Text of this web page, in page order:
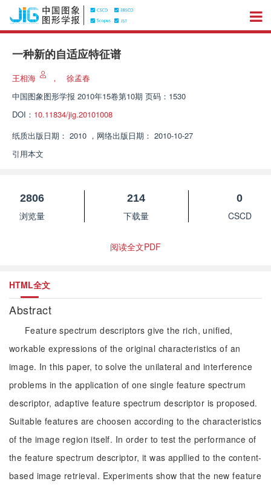
一种新的自适应特征谱
王相海 ，
徐孟春
中国图象图形学报 2010年15卷第10期 页码：1530
DOI： 10.11834/jig.20101008
纸质出版日期： 2010 ， 网络出版日期： 2010-10-27
引用本文
2806
浏览量
214
下载量
0
CSCD
阅读全文PDF
HTML全文
Abstract
Feature spectrum descriptors give the rich, unified,
workable expressions of the original characteristics of an
image. In this paper, to solve the unilateral and interference
problems in the application of one single feature spectrum
descriptor, adaptive feature spectrum descriptor is proposed.
Suitable features are choosen according to the characteristics
of the image region itself. In order to test the performance of
the feature spectrum descriptor, it was appllied to the content-
based image retrieval. Experiments show that the new feature